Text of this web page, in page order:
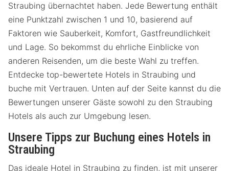
Straubing übernachtet haben. Jede Bewertung enthält
eine Punktzahl zwischen 1 und 10, basierend auf
Faktoren wie Sauberkeit, Komfort, Gastfreundlichkeit
und Lage. So bekommst du ehrliche Einblicke von
anderen Reisenden, um die beste Wahl zu treffen.
Entdecke top-bewertete Hotels in Straubing und
buche mit Vertrauen. Unten auf der Seite kannst du die
Bewertungen unserer Gäste sowohl zu den Straubing
Hotels als auch zur Umgebung lesen.
Unsere Tipps zur Buchung eines Hotels in
Straubing
Das ideale Hotel in Straubing zu finden, ist mit unserer